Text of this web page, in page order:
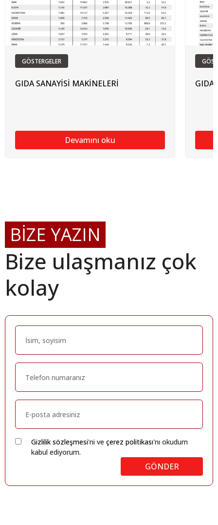
GÖSTERGELER
GIDA SANAYİSİ MAKİNELERİ
Devamını oku
GIDA
BİZE YAZIN
Bize ulaşmanız çok
kolay
Gizlilik sözleşmesi'ni ve çerez politikası'nı okudum
kabul ediyorum.
GÖNDER